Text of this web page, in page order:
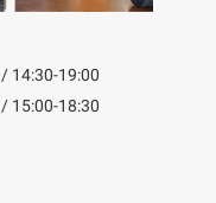
14:30-19:00
15:00-18:30